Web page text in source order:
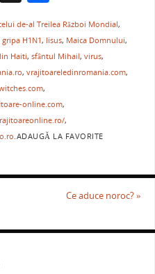
h ar
ta
je
a
ză
de-al Treilea Război Mondial,
gripa H1N1, Iisus, Maica Domnului,
Haiti, sfântul Mihail, virus,
, vrajitoareledinromania.com,
,
online.com,
,
.ADAUGĂ LA FAVORITE
Ce aduce noroc?»